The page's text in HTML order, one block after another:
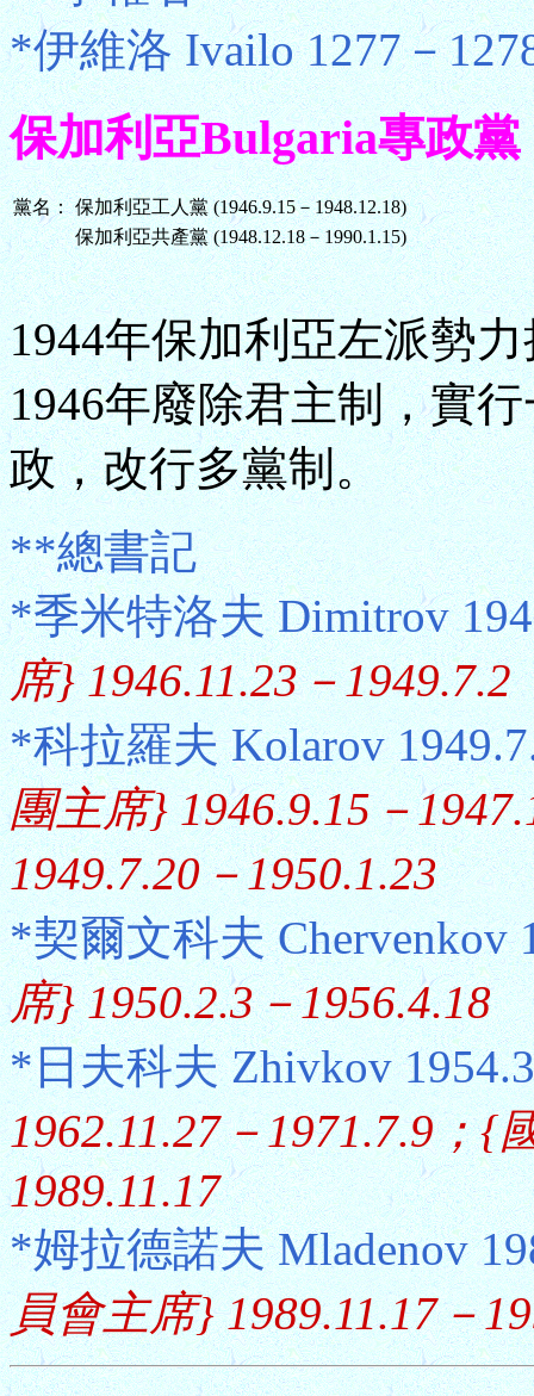
*伊維洛 Ivailo 1277－
保加利亞Bulgaria專政黨
黨名： 保加利亞工人黨 (1946.9.15－1948.12.18)
保加利亞共產黨 (1948.12.18－1990.1.15)
1944年保加利亞左派勢
1946年廢除君主制，實
政，改行多黨制。
**總書記
*季米特洛夫 Dimitrov
席} 1946.11.23－1949.7.2
*科拉羅夫 Kolarov
團主席} 1946.9.15－
1949.7.20－1950.1.23
*契爾文科夫 Chervenkov
席} 1950.2.3－1956.4.18
*日夫科夫 Zhivkov
1962.11.27－1971.7.9；{
1989.11.17
*姆拉德諾夫 Mladenov
員會主席} 1989.11.17－